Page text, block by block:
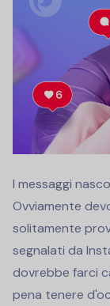
I messaggi
Ovviamente
solitamente
segnalati da
dovrebbe farci
pena tenere